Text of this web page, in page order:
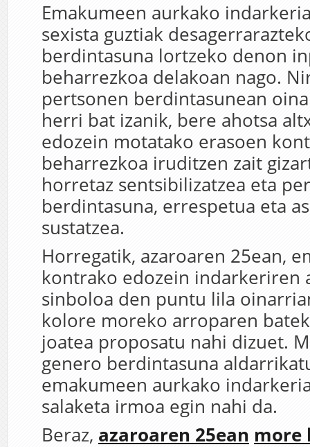
Emakumeen aurkako
sexista guztiak
berdintasuna lortzeko denon
beharrezkoa delakoan nago.
pertsonen berdintasunean
herri bat izanik, bere ahotsa
edozein motatako erasoen
beharrezkoa iruditzen zait
horretaz sentsibilizatzea eta
berdintasuna, errespetua eta
sustatzea.
Horregatik, azaroaren 25ean,
kontrako edozein indarkeriren
sinboloa den puntu lila
kolore moreko arroparen
joatea proposatu nahi dizuet.
genero berdintasuna
emakumeen aurkako
salaketa irmoa egin nahi da.
Beraz, azaroaren 25ean more